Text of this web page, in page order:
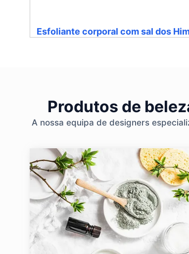
Esfoliante corporal com sal dos
Produtos de
A nossa equipa de designers